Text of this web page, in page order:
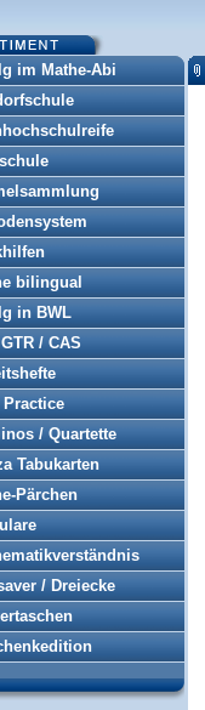
im Mathe-Abi
bilingual
in BWL
/ CAS
Practice
/ Quartette
Tabukarten
Pärchen
/ Dreiecke